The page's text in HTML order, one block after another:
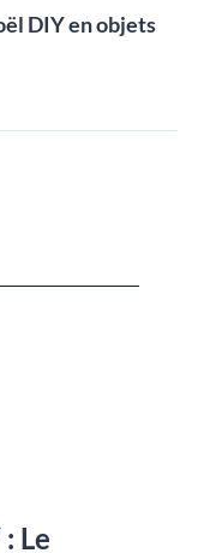
DIY en objets
Le